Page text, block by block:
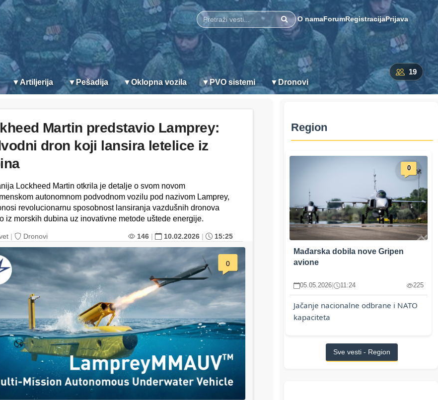
▼ Artiljerija ▼ Pešadija ▼Oklopna vozila ▼PVO sistemi ▼Dronovi
Pretraži
O namaForumRegistracijaPrijava
19
Martin predstavio Lamprey:
dron koji lansira letelice iz
Lockheed Martin otkrila je detalje o svom novom
autonomnom podvodnom vozilu pod nazivom Lamprey,
revolucionarnu sposobnost lansiranja vazdušnih dronova
iz morskih dubina uz inovativne metode uštede energije.
| Dronovi 146 | 10.02.2026 | 15:25
0
Region
0
Mađarska dobila nove Gripen
avione
05.05.2026| 11:24 225
Jačanje nacionalne odbrane i NATO
kapaciteta
Sve vesti - Region